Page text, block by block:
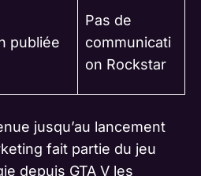
publiée
Pas de
communicati
on Rockstar
jusqu’au lancement
fait partie du jeu
depuis GTA V les